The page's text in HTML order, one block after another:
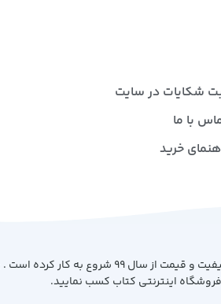
شکایات در سایت
با ما
خرید
فروشگاه کتاب بیست با هدف ارائه کتاب با
اینترنتی کتاب کسب نمایید.